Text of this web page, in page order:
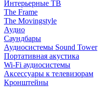
Интерьерные ТВ
The Frame
The Movingstyle
Аудио
Саундбары
Аудиосистемы Sound Tower
Портативная акустика
Wi-Fi аудиосистемы
Аксессуары к телевизорам
Кронштейны